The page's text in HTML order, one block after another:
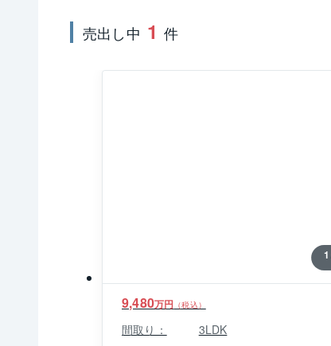
売出し中 1 件
9,480万円 （税込）
間取り： 3LDK